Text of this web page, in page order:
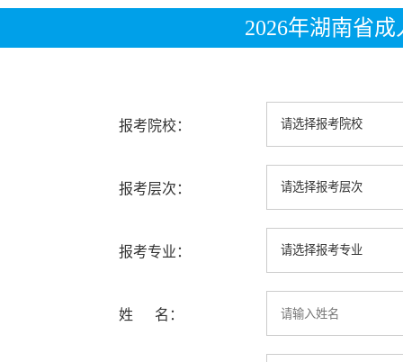
2026年湖南省
报考院校：
报考层次：
报考专业：
姓 名：